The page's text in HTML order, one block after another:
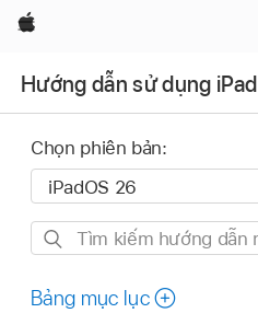
Apple
Hướng dẫn sử dụng iPad
Chọn phiên bản:
Tìm
hướng
Bảng mục lục